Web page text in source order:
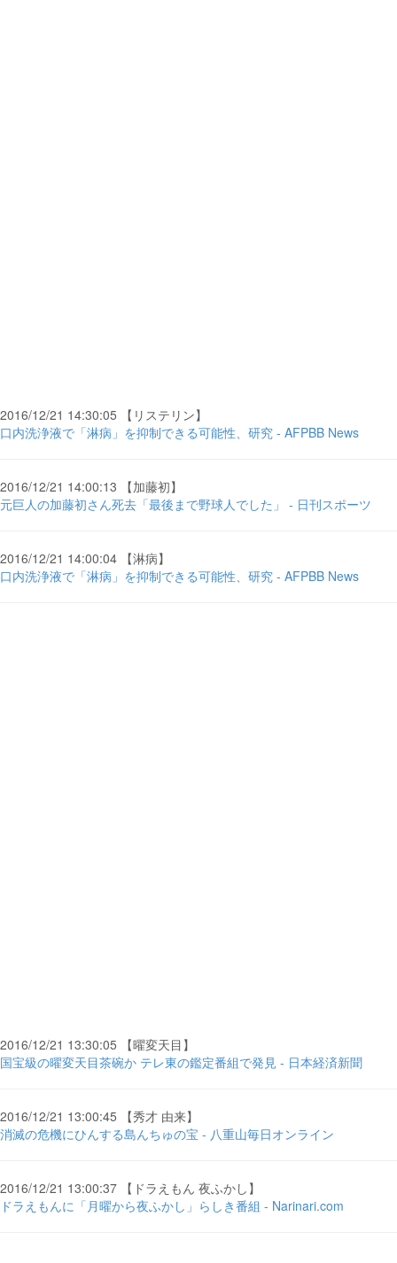
2016/12/21 14:30:05 【リステリン】
口内洗浄液で「淋病」を抑制できる可能性、研究 - AFPBB News
2016/12/21 14:00:13 【加藤初】
元巨人の加藤初さん死去「最後まで野球人でした」 - 日刊スポーツ
2016/12/21 14:00:04 【淋病】
口内洗浄液で「淋病」を抑制できる可能性、研究 - AFPBB News
2016/12/21 13:30:05 【曜変天目】
国宝級の曜変天目茶碗か テレ東の鑑定番組で発見 - 日本経済新聞
2016/12/21 13:00:45 【秀才 由来】
消滅の危機にひんする島んちゅの宝 - 八重山毎日オンライン
2016/12/21 13:00:37 【ドラえもん 夜ふかし】
ドラえもんに「月曜から夜ふかし」らしき番組 - Narinari.com